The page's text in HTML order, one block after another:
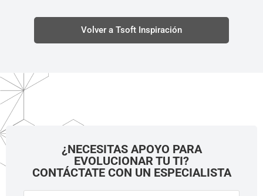
Volver a Tsoft Inspiración
¿NECESITAS APOYO PARA
EVOLUCIONAR TU TI?
CONTÁCTATE CON UN ESPECIALISTA